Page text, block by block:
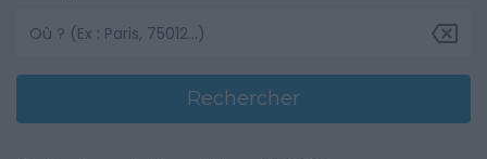
Rechercher